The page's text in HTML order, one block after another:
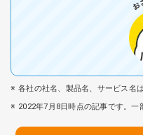
各社の社名、製品名、サービス名
2022年7月8日時点の記事です。一